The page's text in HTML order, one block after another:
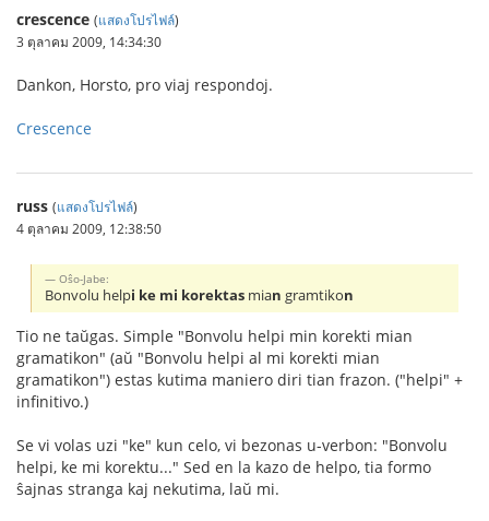
crescence (แสดงโปรไฟล์)
3 ตุลาคม 2009, 14:34:30
Dankon, Horsto, pro viaj respondoj.
Crescence
russ (แสดงโปรไฟล์)
4 ตุลาคม 2009, 12:38:50
Oŝo-Jabe:
Bonvolu helpi ke mi korektas mian gramtikon
Tio ne taŭgas. Simple "Bonvolu helpi min korekti mian
gramatikon" (aŭ "Bonvolu helpi al mi korekti mian
gramatikon") estas kutima maniero diri tian frazon. ("helpi" +
infinitivo.)
Se vi volas uzi "ke" kun celo, vi bezonas u-verbon: "Bonvolu
helpi, ke mi korektu..." Sed en la kazo de helpo, tia formo
ŝajnas stranga kaj nekutima, laŭ mi.